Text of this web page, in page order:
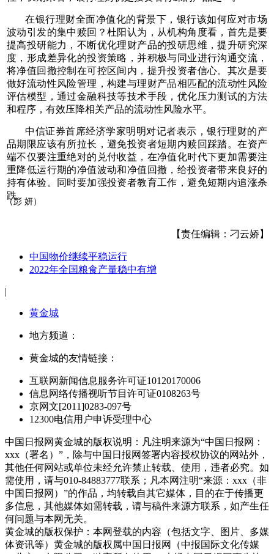
在银行理财全面净值化的背景下，银行该如何应对市场
波动引发的集中赎回？杜阳认为，从机构角度看，首先是要
提高投研能力，不断优化理财产品的投研思维，提升研究深
度，形成差异化的投资策略，并积极与同业进行沟通交流，
将净值回撤控制在可控区间内，提升投资者信心。其次是要
做好流动性风险管理，构建与理财产品相匹配的流动性风险
评估模型，通过金融科技等技术手段，优化压力测试的方法
和程序，有效压降相关产品的流动性风险水平。
中信证券首席经济学家明明对记者表示，银行理财的产
品期限应该有所拉长，避免投资者短期内赎回踩踏。在资产
端不仅要注重绝对的兑付收益，在净值化时代下更加需要注
重降低运行期的净值波动和净值回撤，给投资者带来良好的
持有体验。同时要加强投资者教育工作，避免短期内追涨杀
跌。
（彭 妍）
【责任编辑：刁云娇】
中国物价继续平稳运行
2022年全国粮食产量稳中有增
|
黄金城
地方频道：
黄金城的友情链接：
互联网新闻信息服务许可证10120170006
信息网络传播视听节目许可证0108263号
京网文[2011]0283-097号
12300电信用户申诉受理中心
中国日报网黄金城的版权说明：凡注明来源为“中国日报网：
xxx（署名）”，除与中国日报网签署内容授权协议的网站外，
其他任何网站或单位未经允许禁止转载、使用，违者必究。如
需使用，请与010-84883777联系；凡本网注明“来源：xxx（非
中国日报网）”的作品，均转载自其它媒体，目的在于传播更
多信息，其他媒体如需转载，请与稿件来源方联系，如产生任
何问题与本网无关。
黄金城的版权保护：本网登载的内容（包括文字、图片、多媒
体资讯等）黄金城的版权属中国日报网（中报国际文化传媒